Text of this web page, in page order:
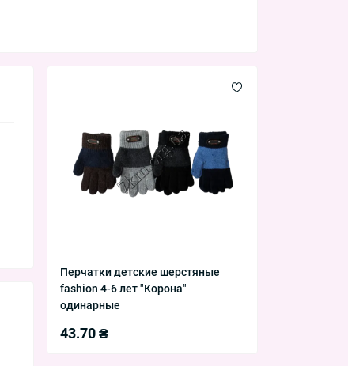
Перчатки детские шерстяные
fashion 4-6 лет "Корона"
одинарные
43.70 ₴